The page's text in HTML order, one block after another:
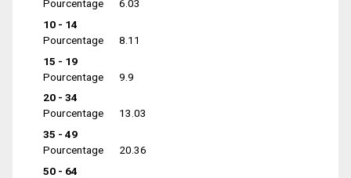
Pourcentage
6.03
10 - 14
Pourcentage
8.11
15 - 19
Pourcentage
9.9
20 - 34
Pourcentage
13.03
35 - 49
Pourcentage
20.36
50 - 64